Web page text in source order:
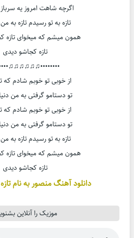
اگرچه شاهت امروز یه
تازه به تو رسیدم تازه به
همون میشم که میخوای تازه
تازه کجاشو دیدی
از خوبی تو خوبم شادم که
تو دستامو گرفتی به من
از خوبی تو خوبم شادم که
تو دستامو گرفتی به من
تازه به تو رسیدم تازه به
همون میشم که میخوای تازه
تازه کجاشو دیدی
دانلود آهنگ منصور به نام
موزیک را آنلاین